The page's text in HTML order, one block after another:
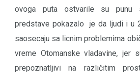
ovoga puta ostvarile su punu
predstave pokazalo je da ljudi i u
saosecaju sa licnim problemima
vreme Otomanske vladavine, jer
prepoznatljivi na različitim